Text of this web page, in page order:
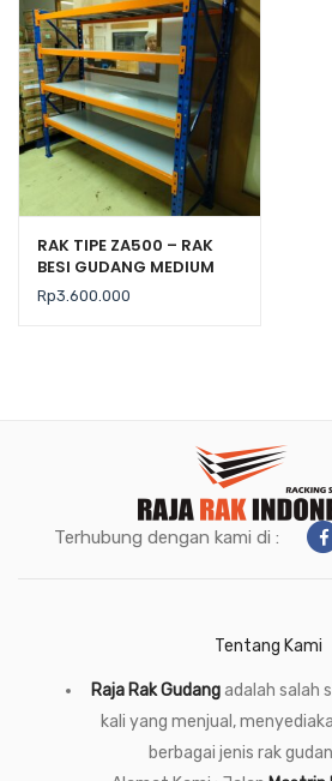
RAK TIPE ZA500 – RAK
BESI GUDANG MEDIUM
DUTY KAP. 500 KG
Rp3.600.000
Terhubung dengan kami di :
Tentang Kami
Raja Rak Gudangadalah salah
kali yang menjual,
berbagai jenis rak